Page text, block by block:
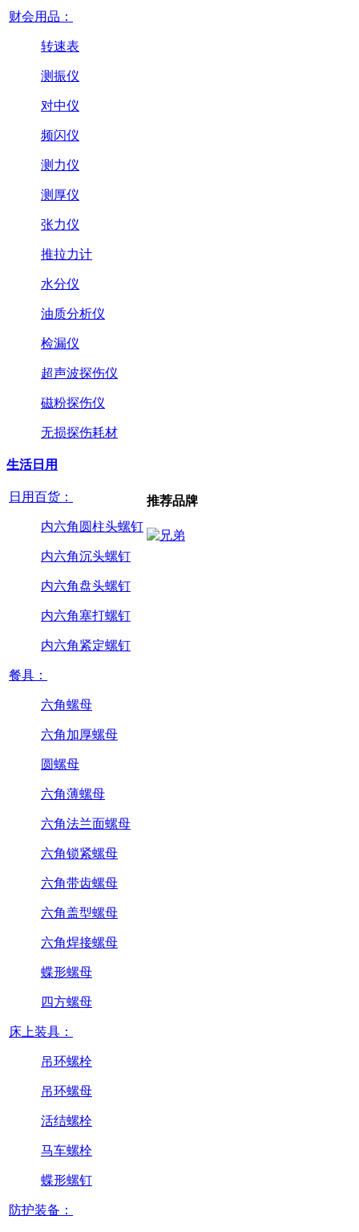
财会用品：
转速表
测振仪
对中仪
频闪仪
测力仪
测厚仪
张力仪
推拉力计
水分仪
油质分析仪
检漏仪
超声波探伤仪
磁粉探伤仪
无损探伤耗材
生活日用
日用百货：
内六角圆柱头螺钉
内六角沉头螺钉
内六角盘头螺钉
内六角塞打螺钉
内六角紧定螺钉
餐具：
六角螺母
六角加厚螺母
圆螺母
六角薄螺母
六角法兰面螺母
六角锁紧螺母
六角带齿螺母
六角盖型螺母
六角焊接螺母
蝶形螺母
四方螺母
床上装具：
吊环螺栓
吊环螺母
活结螺栓
马车螺栓
蝶形螺钉
防护装备：
推荐品牌